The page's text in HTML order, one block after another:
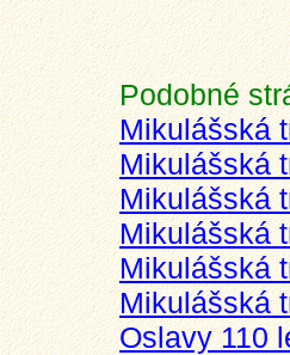
Podobné
Mikulášská
Mikulášská
Mikulášská
Mikulášská
Mikulášská
Mikulášská
Oslavy 110